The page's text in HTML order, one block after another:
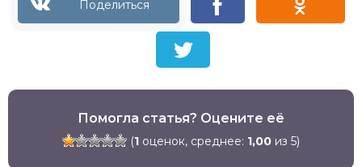
Помогла статья? Оцените её
(1 оценок, среднее: 1,00 из 5)